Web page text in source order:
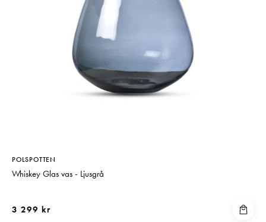
POLSPOTTEN
Whiskey Glas vas - Ljusgrå
3 299 kr